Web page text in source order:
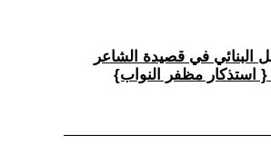
البنائي في قصيدة الشاعر
{ استذكار مظفر النواب}